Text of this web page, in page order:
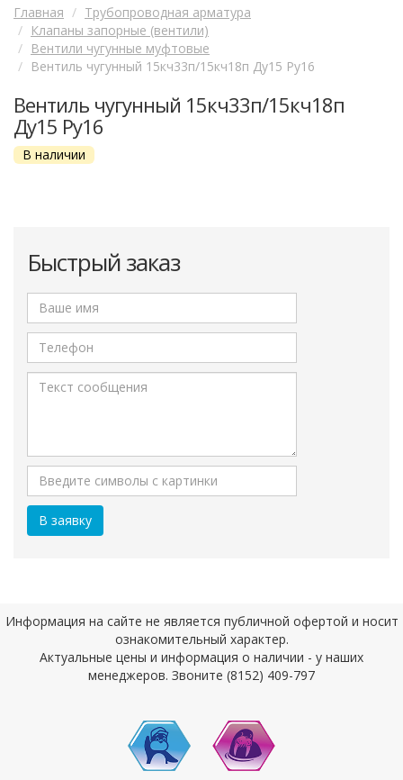
Главная
Трубопроводная арматура
Клапаны запорные (вентили)
Вентили чугунные муфтовые
Вентиль чугунный 15кч33п/15кч18п Ду15 Ру16
Вентиль чугунный 15кч33п/15кч18п
Ду15 Ру16
В наличии
Быстрый заказ
Информация на сайте не является публичной офертой и носит
ознакомительный характер.
Актуальные цены и информация о наличии - у наших
менеджеров. Звоните (8152) 409-797